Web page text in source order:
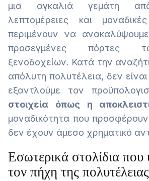
μια αγκαλιά γεμάτη
λεπτομέρειες και
περιμένουν να
προσεγμένες πόρτες
ξενοδοχείων. Κατά την
απόλυτη πολυτέλεια, δεν
εξαντλούμε τον
στοιχεία όπως η
μοναδικότητα που
δεν έχουν άμεσο χρηματικό
Εσωτερικά στολίδια
τον πήχη της πολυτέλειας